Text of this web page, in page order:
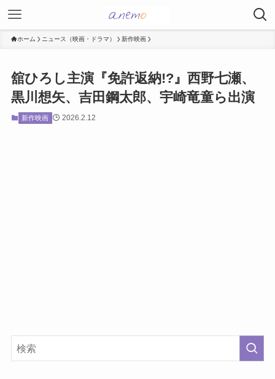
ホーム ニュース（映画・ドラマ） 新作映画
舘ひろし主演『免許返納!?』西野七瀬、
黒川想矢、吉田鋼太郎、宇崎竜童ら出演
新作映画 2026.2.12